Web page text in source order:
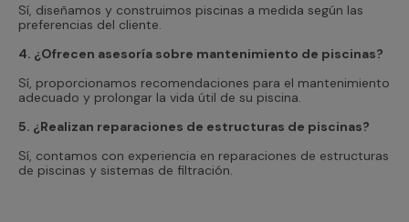
Sí, diseñamos y construimos piscinas a medida según las
preferencias del cliente.
4. ¿Ofrecen asesoría sobre mantenimiento de piscinas?
Sí, proporcionamos recomendaciones para el mantenimiento
adecuado y prolongar la vida útil de su piscina.
5. ¿Realizan reparaciones de estructuras de piscinas?
Sí, contamos con experiencia en reparaciones de estructuras
de piscinas y sistemas de filtración.